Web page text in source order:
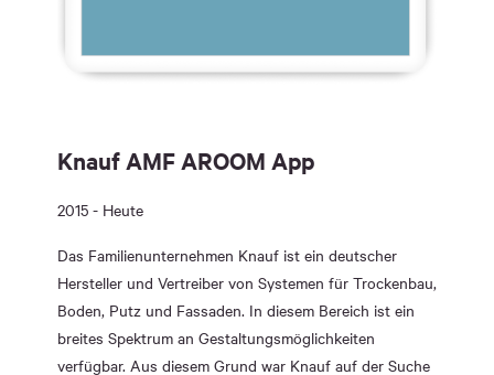
Knauf AMF AROOM App
2015 - Heute
Das Familienunternehmen Knauf ist ein deutscher
Hersteller und Vertreiber von Systemen für Trockenbau,
Boden, Putz und Fassaden. In diesem Bereich ist ein
breites Spektrum an Gestaltungsmöglichkeiten
verfügbar. Aus diesem Grund war Knauf auf der Suche